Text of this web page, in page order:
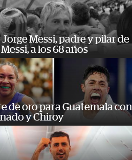
Messi, padre y pilar de
a los 68 años
de oro para Guatemala con
y Chiroy